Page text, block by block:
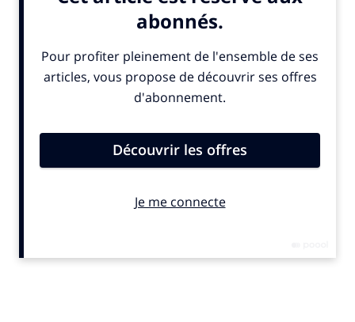
Notre conviction est que plus nous cherchons à
leurs créations –, plus nous nous enferrons dans nos
habitudes mentales, nos réflexes culturels, nos valeurs,
nos peurs, les perdant encore plus de vue. Croyant les
L’Occident conçoit le créatif, le créateur, comme
l’auteur, le réalisateur d’une œuvre originale (un
jamais composée, un film encore jamais réalisé…) et
création rendant son auteur d’autant meilleur.